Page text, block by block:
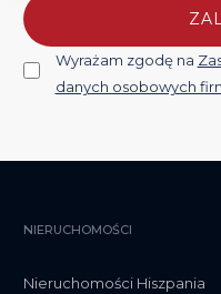
Wyrażam zgodę na
danych osobowych
NIERUCHOMOŚCI
Nieruchomości Hiszpania